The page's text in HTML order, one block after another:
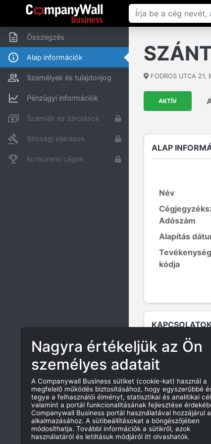
Összegzés
Alap információk
Személyek és tulajdonjog
Pénzügyi információk
Számlák és zárolások
Bírósági eljárások
Konkurens cégek
FODROS UTCA 21,
AKTÍV
ALAP
Név
Adószám
Alapítás
Tevékenység
kódja
Nagyra értékeljük az Ön
személyes adatait
A Companywall Business sütiket (cookie-kat) használ a
megfelelő működés biztosításához, hogy egyszerűbbé
tegye a felhasználói élményt, statisztikai és analitikai
valamint a portál funkcionalitásának fejlesztése
Companywall Business portál használatával hozzájárul
alkalmazásához. A sütibeállításokat a böngészőjében
módosíthatja. További információk a sütikről, azok
használatáról és letiltásuk módjáról itt olvashatók.